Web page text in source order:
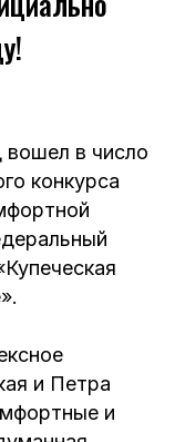
вошел в число
конкурса
и Петра
и